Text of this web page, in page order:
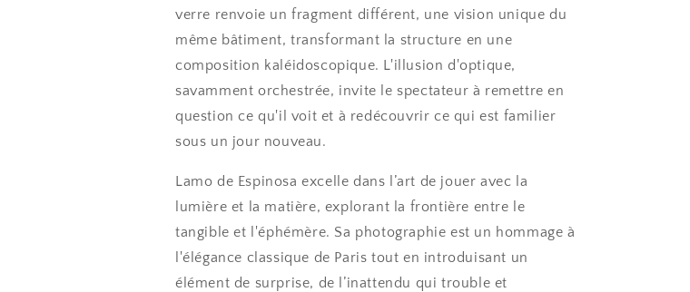
verre renvoie un fragment différent, une vision unique du
même bâtiment, transformant la structure en une
composition kaléidoscopique. L'illusion d'optique,
savamment orchestrée, invite le spectateur à remettre en
question ce qu'il voit et à redécouvrir ce qui est familier
sous un jour nouveau.
Lamo de Espinosa excelle dans l’art de jouer avec la
lumière et la matière, explorant la frontière entre le
tangible et l'éphémère. Sa photographie est un hommage à
l'élégance classique de Paris tout en introduisant un
élément de surprise, de l’inattendu qui trouble et